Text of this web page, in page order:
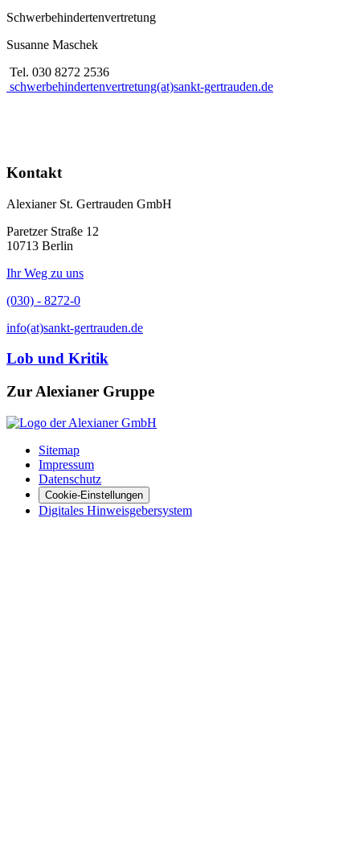
Schwerbehindertenvertretung
Susanne Maschek
Tel. 030 8272 2536
schwerbehindertenvertretung(at)sankt-gertrauden.de
Kontakt
Alexianer St. Gertrauden GmbH
Paretzer Straße 12
10713 Berlin
Ihr Weg zu uns
(030) - 8272-0
info(at)sankt-gertrauden.de
Lob und Kritik
Zur Alexianer Gruppe
Sitemap
Impressum
Datenschutz
Cookie-Einstellungen
Digitales Hinweisgebersystem